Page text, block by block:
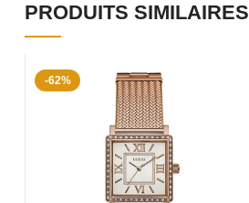
PRODUITS SIMILAIRES
-62%